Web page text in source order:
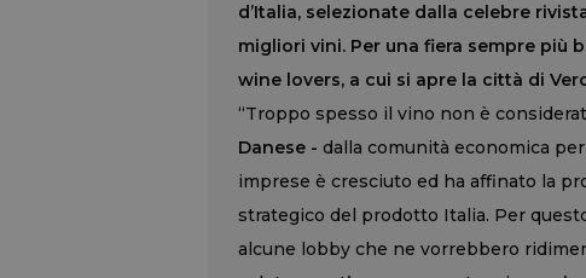
d’Italia, selezionate dalla celebre
migliori vini. Per una fiera sempre più
wine lovers, a cui si apre la città di
“Troppo spesso il vino non è
Danese - dalla comunità economica
imprese è cresciuto ed ha affinato la
strategico del prodotto Italia. Per
alcune lobby che ne vorrebbero